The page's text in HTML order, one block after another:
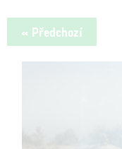
« Předchozí